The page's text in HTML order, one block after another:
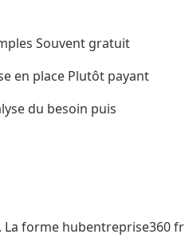
Souvent gratuit
en place Plutôt payant
du besoin puis
La forme hubentreprise360 fr